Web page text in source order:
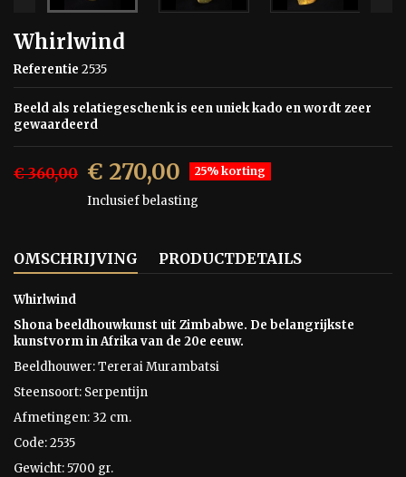
Whirlwind
Referentie 2535
Beeld als relatiegeschenk is een uniek kado en wordt zeer
gewaardeerd
€ 360,00 € 270,00 25% korting
Inclusief belasting
OMSCHRIJVING PRODUCTDETAILS
Whirlwind
Shona beeldhouwkunst uit Zimbabwe. De belangrijkste
kunstvorm in Afrika van de 20e eeuw.
Beeldhouwer: Tererai Murambatsi
Steensoort: Serpentijn
Afmetingen: 32 cm.
Code: 2535
Gewicht: 5700 gr.